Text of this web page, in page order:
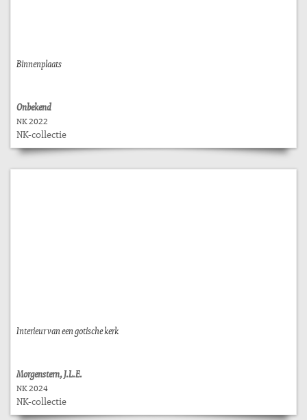
Binnenplaats
Onbekend
NK 2022
NK-collectie
Interieur van een gotische kerk
Morgenstern, J.L.E.
NK 2024
NK-collectie